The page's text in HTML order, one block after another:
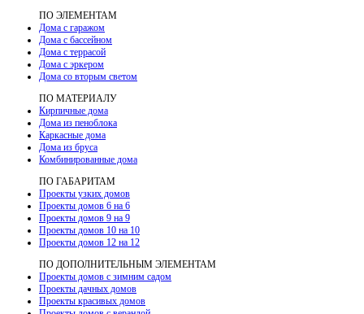
ПО ЭЛЕМЕНТАМ
Дома с гаражом
Дома с бассейном
Дома с террасой
Дома с эркером
Дома со вторым светом
ПО МАТЕРИАЛУ
Кирпичные дома
Дома из пеноблока
Каркасные дома
Дома из бруса
Комбинированные дома
ПО ГАБАРИТАМ
Проекты узких домов
Проекты домов 6 на 6
Проекты домов 9 на 9
Проекты домов 10 на 10
Проекты домов 12 на 12
ПО ДОПОЛНИТЕЛЬНЫМ ЭЛЕМЕНТАМ
Проекты домов с зимним садом
Проекты дачных домов
Проекты красивых домов